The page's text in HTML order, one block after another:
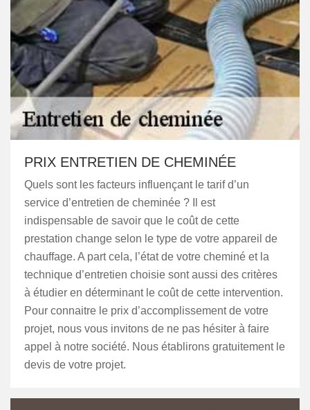
PRIX ENTRETIEN DE CHEMINÉE
Quels sont les facteurs influençant le tarif d’un
service d’entretien de cheminée ? Il est
indispensable de savoir que le coût de cette
prestation change selon le type de votre appareil de
chauffage. A part cela, l’état de votre cheminé et la
technique d’entretien choisie sont aussi des critères
à étudier en déterminant le coût de cette intervention.
Pour connaitre le prix d’accomplissement de votre
projet, nous vous invitons de ne pas hésiter à faire
appel à notre société. Nous établirons gratuitement le
devis de votre projet.